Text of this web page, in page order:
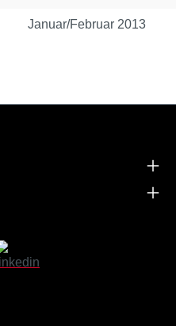
Januar/Februar 2013